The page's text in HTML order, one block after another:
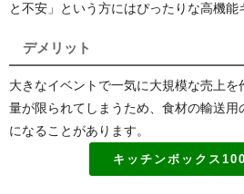
と不安」という方にはぴったりな高機能
デメリット
大きなイベントで一気に大規模な売上を
量が限られてしまうため、食材の輸送用
になることがあります。
キッチンボックス